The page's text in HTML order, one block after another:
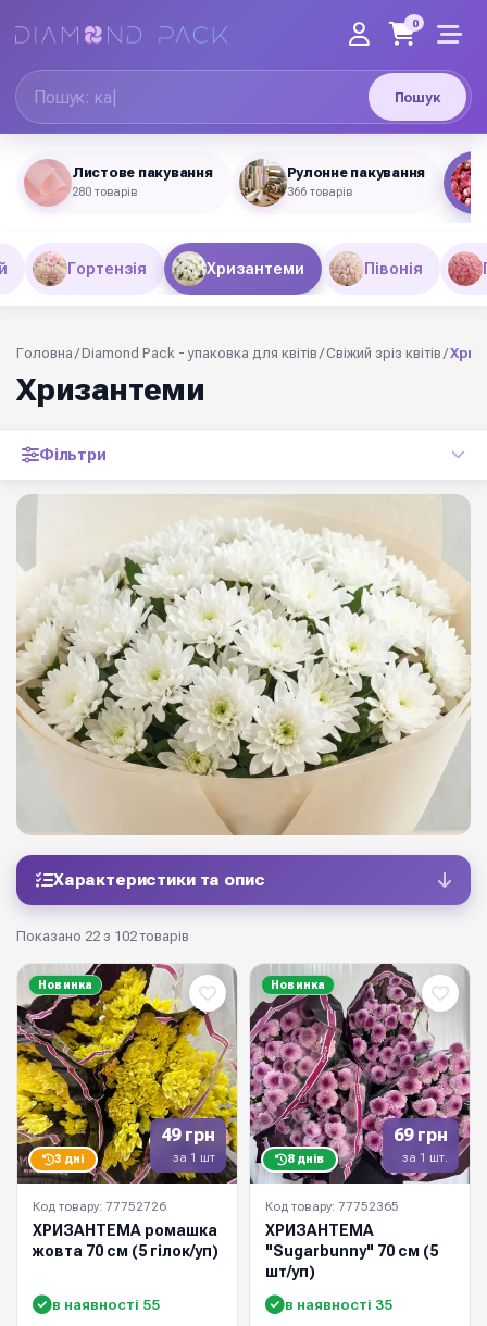
Пошук
0
Листове пакування
280 товарів
Рулонне пакування
366 товарів
Гортензія Хризантеми Півонія
Головна /Diamond Pack - упаковка для квітів /Свіжий зріз квітів /
Хризантеми
Фільтри
Характеристики та опис
Показано 22 з 102 товарів
49 грн
за 1 шт
Новинка
3 дні
Код товару: 77752726
ХРИЗАНТЕМА ромашка
жовта 70 см (5 гілок/уп)
в наявності 55
69 грн
за 1 шт.
Новинка
8 днів
Код товару: 77752365
ХРИЗАНТЕМА
"Sugarbunny" 70 см (5
шт/уп)
в наявності 35